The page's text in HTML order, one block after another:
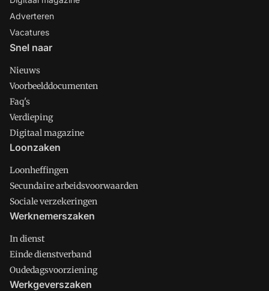
Adverteren
Vacatures
Snel naar
Nieuws
Voorbeelddocumenten
Faq's
Verdieping
Digitaal magazine
Loonzaken
Loonheffingen
Secundaire arbeidsvoorwaarden
Sociale verzekeringen
Werknemerszaken
In dienst
Einde dienstverband
Oudedagsvoorziening
Werkgeverszaken